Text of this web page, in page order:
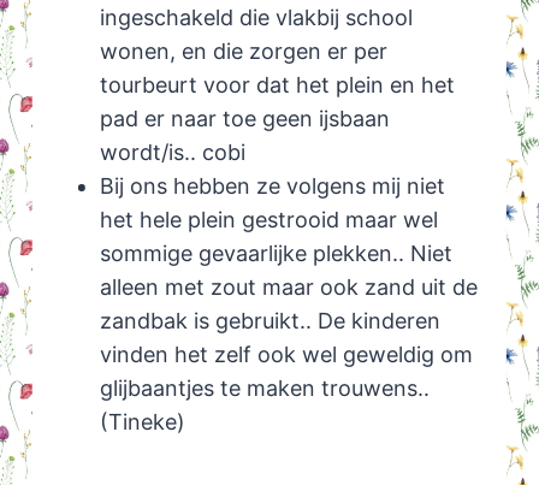
ingeschakeld die vlakbij school
wonen, en die zorgen er per
tourbeurt voor dat het plein en het
pad er naar toe geen ijsbaan
wordt/is.. cobi
Bij ons hebben ze volgens mij niet
het hele plein gestrooid maar wel
sommige gevaarlijke plekken.. Niet
alleen met zout maar ook zand uit de
zandbak is gebruikt.. De kinderen
vinden het zelf ook wel geweldig om
glijbaantjes te maken trouwens..
(Tineke)